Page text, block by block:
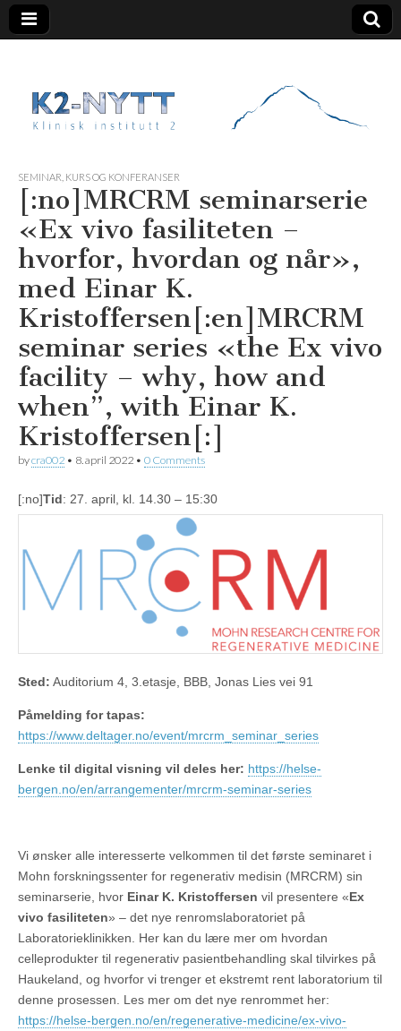
K2 Nytt
SEMINAR, KURS OG KONFERANSER
[:no]MRCRM seminarserie
«Ex vivo fasiliteten –
hvorfor, hvordan og når»,
med Einar K.
Kristoffersen[:en]MRCRM
seminar series «the Ex vivo
facility – why, how and
when”, with Einar K.
Kristoffersen[:]
bycra002 • 8. april 2022 • 0 Comments
[:no]Tid: 27. april, kl. 14.30 – 15:30
Sted: Auditorium 4, 3.etasje, BBB, Jonas Lies vei 91
Påmelding for tapas:
https://www.deltager.no/event/mrcrm_seminar_series
Lenke til digital visning vil deles her: https://helse-
bergen.no/en/arrangementer/mrcrm-seminar-series
Vi ønsker alle interesserte velkommen til det første seminaret i
Mohn forskningssenter for regenerativ medisin (MRCRM) sin
seminarserie, hvor Einar K. Kristoffersen vil presentere «Ex
vivo fasiliteten» – det nye renromslaboratoriet på
Laboratorieklinikken. Her kan du lære mer om hvordan
celleprodukter til regenerativ pasientbehandling skal tilvirkes på
Haukeland, og hvorfor vi trenger et ekstremt rent laboratorium til
denne prosessen. Les mer om det nye renrommet her:
https://helse-bergen.no/en/regenerative-medicine/ex-vivo-